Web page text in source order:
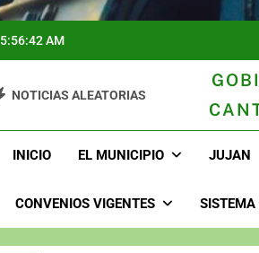
5:56:43 AM
NOTICIAS ALEATORIAS
INICIO EL MUNICIPIO JUJAN
CONVENIOS VIGENTES SISTEMA